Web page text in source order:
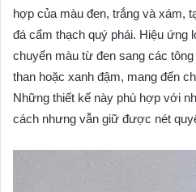
hợp của màu đen, trắng và xám,
đá cẩm thạch quý phái. Hiệu ứng
chuyển màu từ đen sang các
than hoặc xanh đậm, mang đến
Những thiết kế này phù hợp với
cách nhưng vẫn giữ được nét